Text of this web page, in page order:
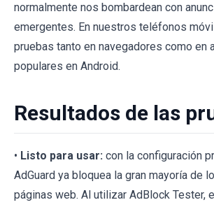
normalmente nos bombardean con
emergentes. En nuestros teléfonos
pruebas tanto en navegadores como en
populares en Android.
Resultados de las
• Listo para usar: con la configuración
AdGuard ya bloquea la gran mayoría de
páginas web. Al utilizar AdBlock Tester,